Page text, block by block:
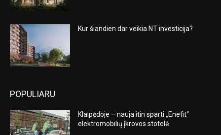
Kur šiandien dar veikia NT investicija?
POPULIARU
Klaipėdoje – nauja itin sparti „Enefit“
elektromobilių įkrovos stotelė